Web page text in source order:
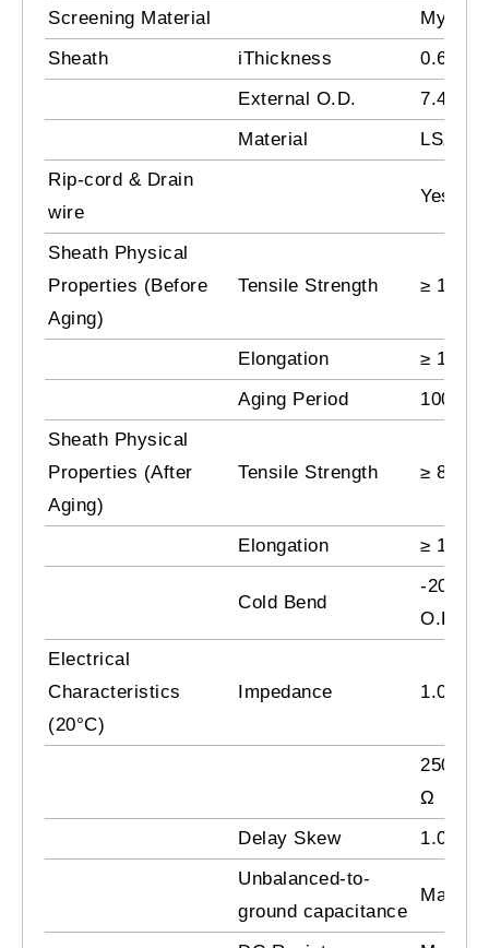
Screening Material
Mylar
Sheath
iThickness
0.60 ±
External O.D.
7.4 ±
Material
LSZH
Rip-cord & Drain
wire
Yes
Sheath Physical
Properties (Before
Aging)
Tensile Strength ≥ 10.0
Elongation
≥ 125
Aging Period
100 °C
Sheath Physical
Properties (After
Aging)
Tensile Strength ≥ 8
Elongation ≥ 100
Cold Bend
-20 ± 2
Electrical
Characteristics
(20°C)
Impedance 1.0 -
250.0 -
Ω
Delay Skew
1.0 -
Unbalanced-to-
ground capacitance
Max.